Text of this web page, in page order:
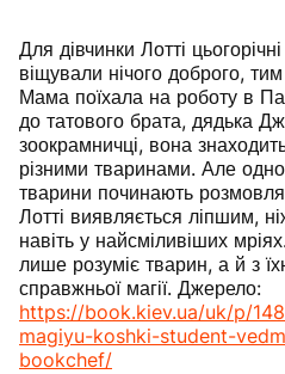
Для дівчинки Лотті
віщували нічого доброго,
Мама поїхала на роботу в
до татового брата, дядька
зоокрамничці, вона
різними тваринами. Але
тварини починають
Лотті виявляється ліпшим,
навіть у найсміливіших
лише розуміє тварин, а й з
справжньої магії. Джерело:
https://book.kiev.ua/uk/p/
magiyu-koshki-student-
bookchef/